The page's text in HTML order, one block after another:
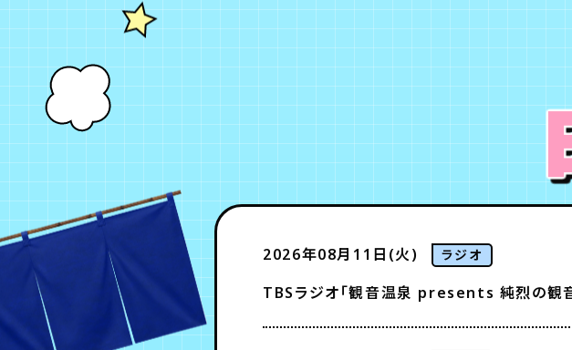
2026年08月11日(火) ラジオ
TBSラジオ「観音温泉 presents 純烈の観